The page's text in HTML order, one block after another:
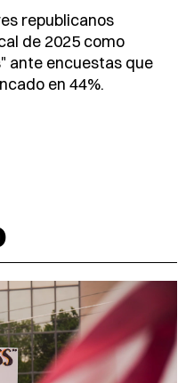
republicanos
de 2025 como
ante encuestas que
en 44%.